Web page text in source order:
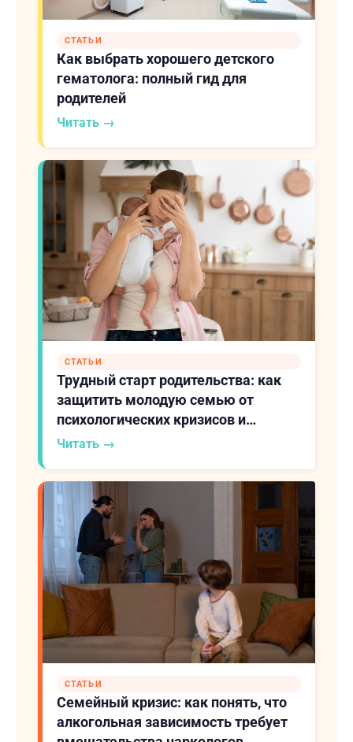
СТАТЬИ
Как выбрать хорошего детского
гематолога: полный гид для
родителей
Читать →
СТАТЬИ
Трудный старт родительства: как
защитить молодую семью от
психологических кризисов и
скрытых угроз
Читать →
СТАТЬИ
Семейный кризис: как понять, что
алкогольная зависимость требует